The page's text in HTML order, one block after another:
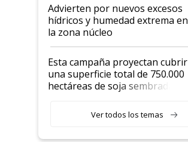
Advierten por nuevos excesos
hídricos y humedad extrema en
la zona núcleo
Esta campaña proyectan cubrir
una superficie total de 750.000
hectáreas de soja sembradas
variedades que marcan un
salto tecnológico en genética y
Ver todos los temas